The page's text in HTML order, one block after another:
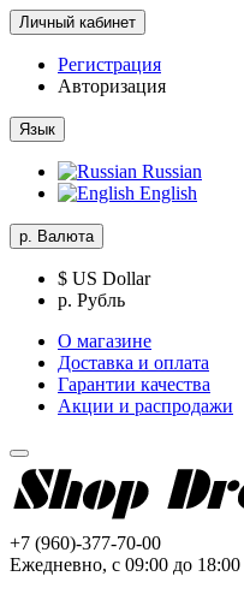
Личный кабинет
Регистрация
Авторизация
Язык
Russian
English
р. Валюта
$ US Dollar
р. Рубль
О магазине
Доставка и оплата
Гарантии качества
Акции и распродажи
+7 (960)-377-70-00
Ежедневно, с 09:00 до